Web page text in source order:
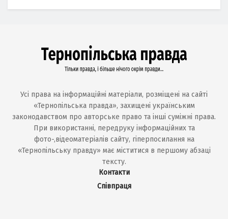
Усі права на інформаційні матеріали, розміщені на сайті
«Тернопільська правда», захищені українським
законодавством про авторське право та інші суміжні права.
При використанні, передруку інформаційних та
фото-,відеоматеріалів сайту, гіперпосилання на
«Тернопільську правду» має міститися в першому абзаці
тексту.
Контакти
Співпраця